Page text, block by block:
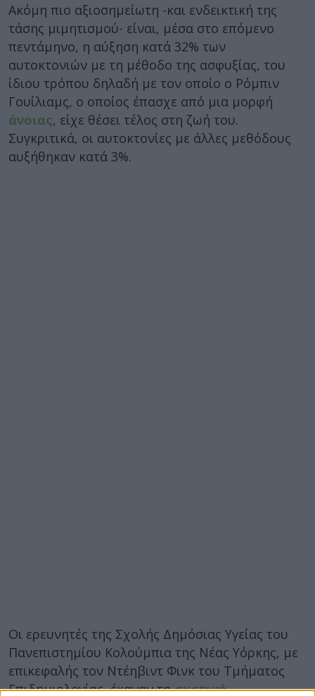
Ακόμη πιο αξιοσημείωτη -και ενδεικτική της
τάσης μιμητισμού- είναι, μέσα στο επόμενο
πεντάμηνο, η αύξηση κατά 32% των
αυτοκτονιών με τη μέθοδο της ασφυξίας, του
ίδιου τρόπου δηλαδή με τον οποίο ο Ρόμπιν
Γουίλιαμς, ο οποίος έπασχε από μια μορφή
άνοιας, είχε θέσει τέλος στη ζωή του.
Συγκριτικά, οι αυτοκτονίες με άλλες μεθόδους
αυξήθηκαν κατά 3%.
Οι ερευνητές της Σχολής Δημόσιας Υγείας του
Πανεπιστημίου Κολούμπια της Νέας Υόρκης, με
επικεφαλής τον Ντέηβιντ Φινκ του Τμήματος
Επιδημιολογίας, έκαναν τησχετική